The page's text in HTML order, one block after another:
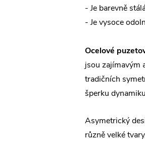
- Je barevně
- Je vysoce
Ocelové
jsou zajímavým
tradičních
šperku
Asymetrický
různě velké